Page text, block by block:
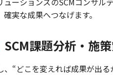
実な成果へつなげます。
SCM課題分析・施
“どこを変えれば成果が出る